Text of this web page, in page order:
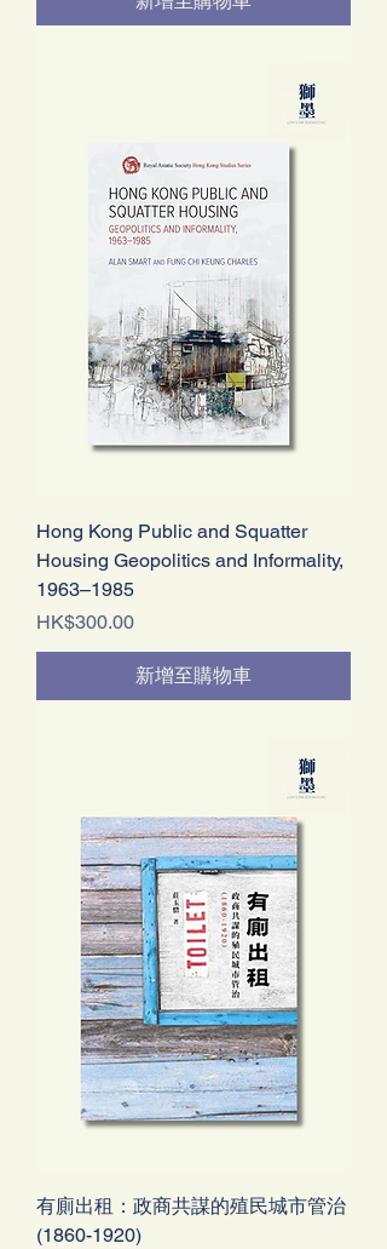
Hong Kong Public and Squatter
Housing Geopolitics and Informality,
1963–1985
價格
HK$300.00
新增至購物車
有廁出租：政商共謀的殖民城市管治
(1860-1920)